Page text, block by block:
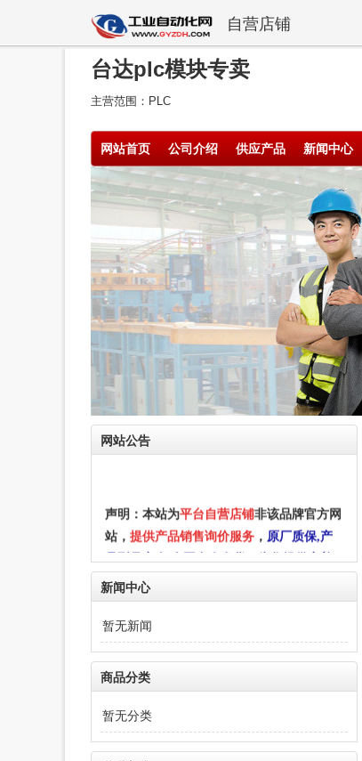
自营店铺
台达plc模块专卖
主营范围：PLC
网站首页 公司介绍 供应产品 新闻中心
网站公告
声明：本站为平台自营店铺非该品牌官方网
站， 提供产品销售询价服务
原厂质保,产
品型号齐全,全国多仓发货
为您提供完善
的售前售后服务。如需选型和技术服务请拨
打：022-25229668
部分文字及图片均来自于网络，如侵犯到您
的权益，请联系在线客服！
新闻中心
暂无新闻
商品分类
暂无分类